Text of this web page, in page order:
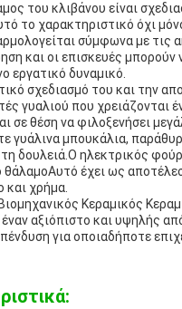
του κλιβάνου είναι
το χαρακτηριστικό όχι
σύμφωνα με τις
και οι επισκευές
εργατικό δυναμικό.
σχεδιασμό του και την
γυαλιού που χρειάζονται
σε θέση να φιλοξενήσει
γυάλινα μπουκάλια,
τη δουλειά.Ο ηλεκτρικός
έχει ως
και χρήμα.
Κεραμικός
έναν αξιόπιστο και υψηλής
για οποιαδήποτε